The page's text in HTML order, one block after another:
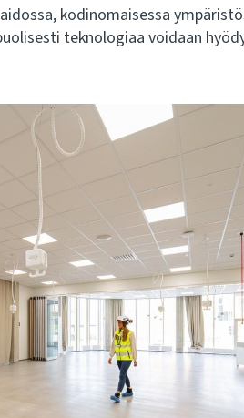
kodinomaisessa
teknologiaa voidaan